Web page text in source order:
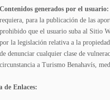
Contenidos generados por el usuario:
requiera, para la publicación de las
prohibido que el usuario suba al Sitio
por la legislación relativa a la
de denunciar cualquier clase de
circunstancia a Turismo Benahavís,
de Enlaces: